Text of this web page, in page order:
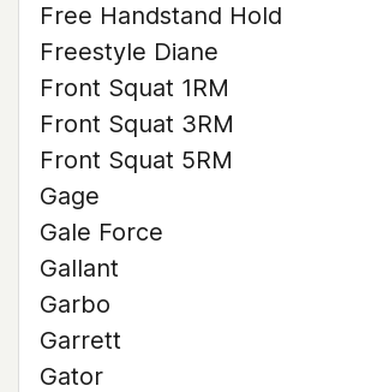
Free Handstand Hold
Freestyle Diane
Front Squat 1RM
Front Squat 3RM
Front Squat 5RM
Gage
Gale Force
Gallant
Garbo
Garrett
Gator